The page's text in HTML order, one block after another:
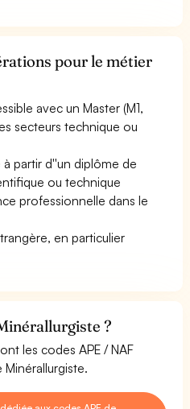
pour le métier
avec un Master (M1,
secteurs technique ou
partir d''un diplôme de
ou technique
professionnelle dans le
en particulier
?
les codes APE / NAF